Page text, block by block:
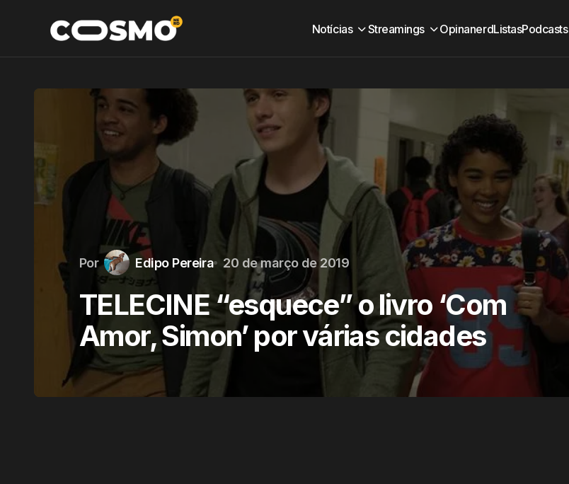
Notícias Streamings OpinanerdListasPodcasts
Por Edipo Pereira 20 de março de 2019
TELECINE “esquece” o livro ‘Com
Amor, Simon’ por várias cidades